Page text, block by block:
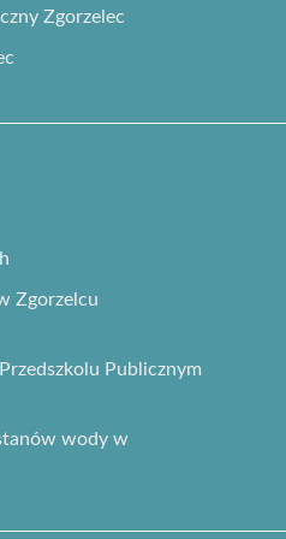
Zgorzelec
Zgorzelcu
Publicznym
wody w